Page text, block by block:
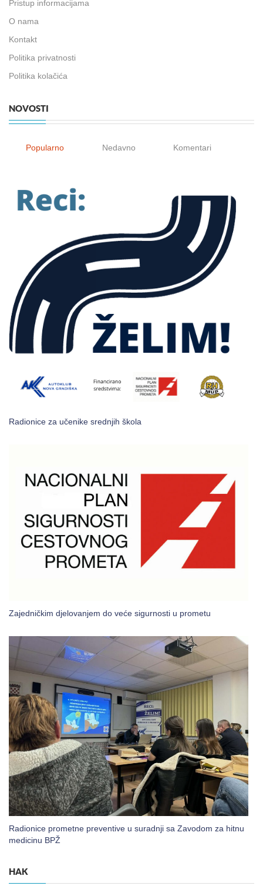
Pristup informacijama
O nama
Kontakt
Politika privatnosti
Politika kolačića
NOVOSTI
Popularno Nedavno Komentari
Radionice za učenike srednjih škola
Zajedničkim djelovanjem do veće sigurnosti u prometu
Radionice prometne preventive u suradnji sa Zavodom za hitnu
medicinu BPŽ
HAK